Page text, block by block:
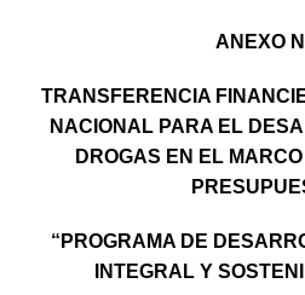
ANEXO
TRANSFERENCIA
NACIONAL PARA EL
DROGAS EN EL
“PROGRAMA DE
INTEGRAL Y